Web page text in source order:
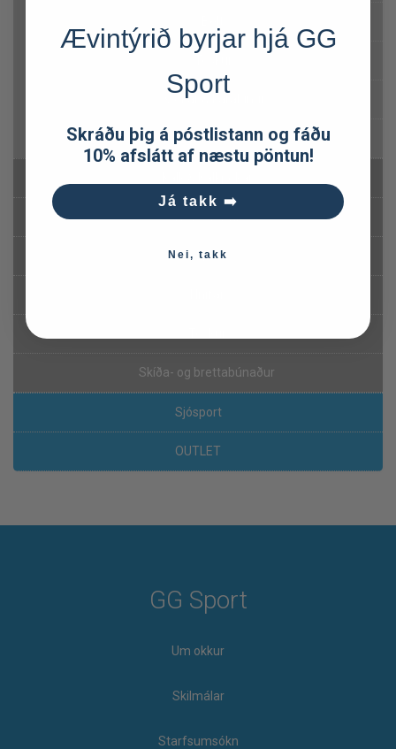
Krókar & karabínur
Línuhjól
Neyðarskýli
Ljós
Skíða- og brettabúnaður
Sjósport
OUTLET
GG Sport
Um okkur
Skilmálar
Starfsumsókn
Ævintýrið byrjar hjá GG
Sport
Skráðu þig á póstlistann og fáðu
10% afslátt af næstu pöntun!
Já takk ➡️
Nei, takk